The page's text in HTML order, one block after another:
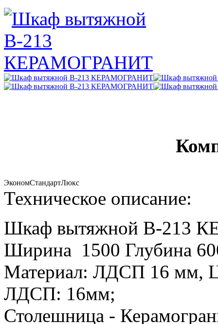
ЭкономСтандартЛюкс
Техническое описание:
Шкаф вытяжной В-213
Ширина 1500 Глубина
Материал: ЛДСП 16 мм,
ЛДСП: 16мм;
Столешница -